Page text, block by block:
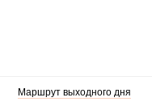
Маршрут выходного дня